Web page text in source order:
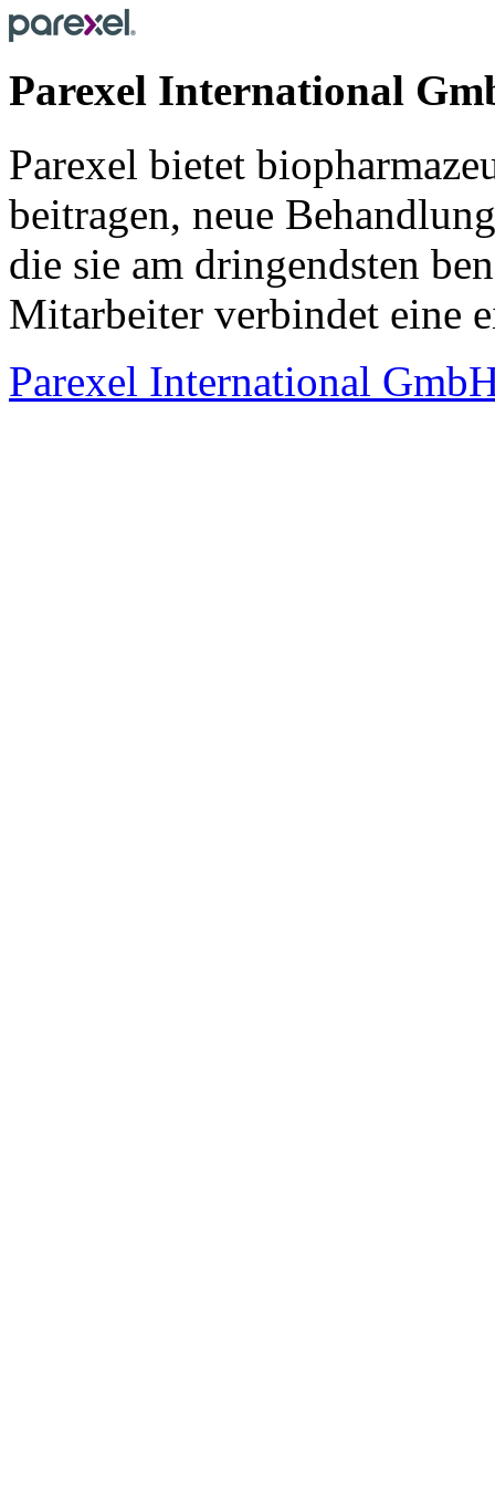
Parexel International
Parexel bietet
beitragen, neue
die sie am dringendsten
Mitarbeiter verbindet eine
Parexel International